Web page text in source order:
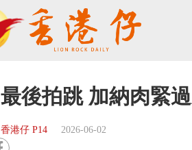
最後拍跳 加納肉緊
香港仔 P14 2026-06-02